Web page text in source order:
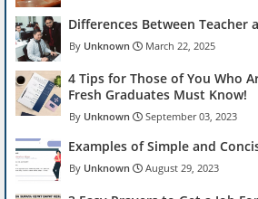
Differences Between Teacher
Unknown March 22, 2025
4 Tips for Those of You Who
Fresh Graduates Must Know!
Unknown September 03, 2023
Examples of Simple and
Unknown August 29, 2023